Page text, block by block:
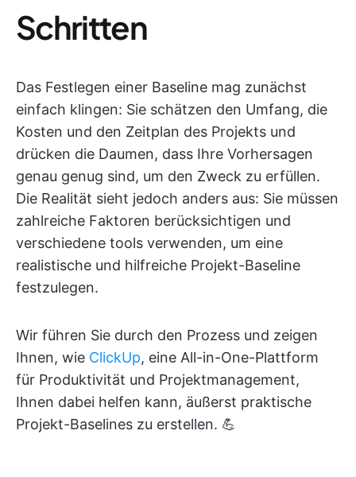
Schritten
Das Festlegen einer Baseline mag zunächst
einfach klingen: Sie schätzen den Umfang, die
Kosten und den Zeitplan des Projekts und
drücken die Daumen, dass Ihre Vorhersagen
genau genug sind, um den Zweck zu erfüllen.
Die Realität sieht jedoch anders aus: Sie müssen
zahlreiche Faktoren berücksichtigen und
verschiedene tools verwenden, um eine
realistische und hilfreiche Projekt-Baseline
festzulegen.
Wir führen Sie durch den Prozess und zeigen
Ihnen, wie ClickUp, eine All-in-One-Plattform
für Produktivität und Projektmanagement,
Ihnen dabei helfen kann, äußerst praktische
Projekt-Baselines zu erstellen. 💪